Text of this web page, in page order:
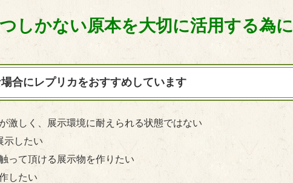
しかない原本を大切に活用する為に
合にレプリカをおすすめしています
激しく、展示環境に耐えられる状態ではない
示したい
って頂ける展示物を作りたい
したい